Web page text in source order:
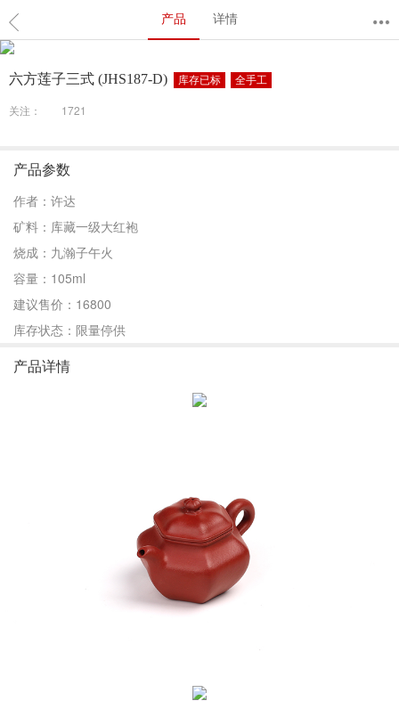
产品 详情
六方莲子三式 (JHS187-D) 库存已标 全手工
关注： 1721
产品参数
作者：许达
矿料：库藏一级大红袍
烧成：九瀚子午火
容量：105ml
建议售价：16800
库存状态：限量停供
产品详情